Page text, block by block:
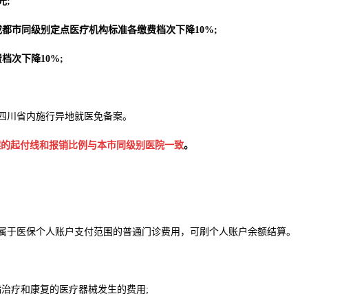
同级别定点医疗机构标准各缴费档次下降10%;
次下降10%;
省内施行异地就医免备案。
起付线和报销比例与本市同级别医院一致。
保个人账户支付范围的普通门诊费用，可刷个人账户余额结算。
和康复的医疗器械发生的费用;